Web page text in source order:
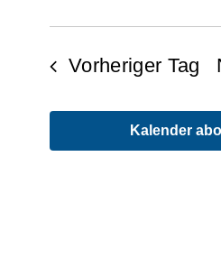
Vorheriger Tag
Kalender